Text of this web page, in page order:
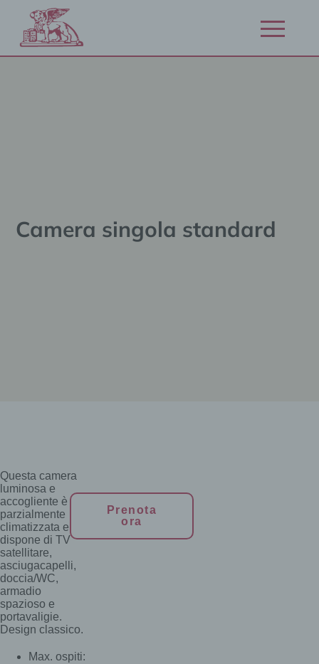
contenuto
Apri/chiudi
Camera singola standard
Questa camera
luminosa e
accogliente è
parzialmente
climatizzata e
dispone di TV
satellitare,
asciugacapelli,
doccia/WC,
armadio
spazioso e
portavaligie.
Design classico.
Max. ospiti:
Prenota
ora